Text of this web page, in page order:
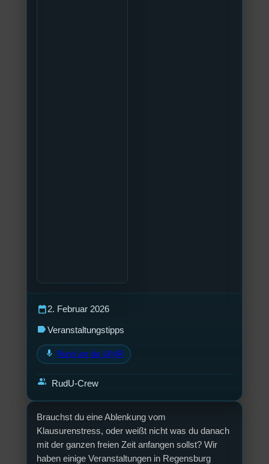
Brauchst du eine Ablenkung vom
Klausurenstress, oder weißt nicht was du danach
mit der ganzen freien Zeit anfangen sollst? Wir
haben einige Veranstaltungen in Regensburg
calendar_today2. Februar 2026
labelVeranstaltungstipps
mic Rund um die U(h)R
group RudU-Crew